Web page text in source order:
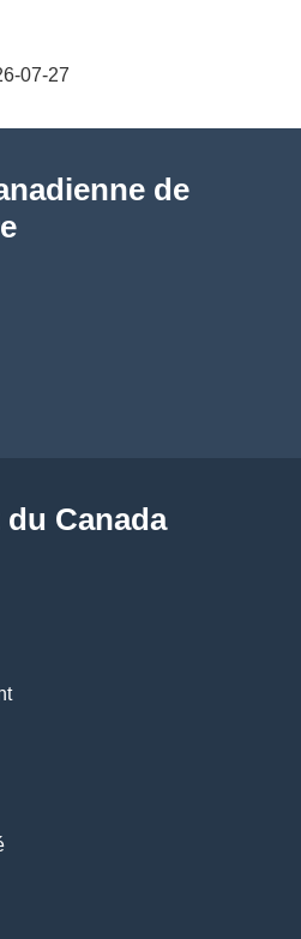
07-27
de
Canada